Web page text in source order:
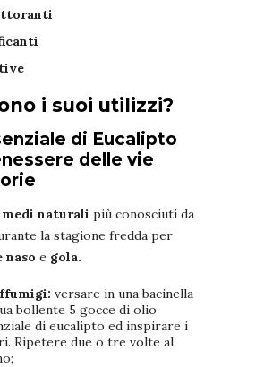
i suoi utilizzi?
di Eucalipto
delle vie
naturali più conosciuti da
la stagione fredda per
naso e gola.
versare in una bacinella
bollente 5 gocce di olio
di eucalipto ed inspirare i
Ripetere due o tre volte al